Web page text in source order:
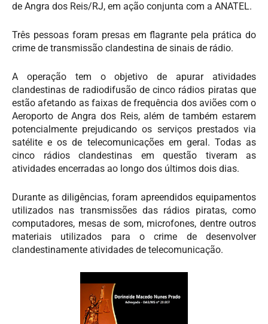
de Angra dos Reis/RJ, em ação conjunta com a ANATEL.
Três pessoas foram presas em flagrante pela prática do
crime de transmissão clandestina de sinais de rádio.
A operação tem o objetivo de apurar atividades
clandestinas de radiodifusão de cinco rádios piratas que
estão afetando as faixas de frequência dos aviões com o
Aeroporto de Angra dos Reis, além de também estarem
potencialmente prejudicando os serviços prestados via
satélite e os de telecomunicações em geral. Todas as
cinco rádios clandestinas em questão tiveram as
atividades encerradas ao longo dos últimos dois dias.
Durante as diligências, foram apreendidos equipamentos
utilizados nas transmissões das rádios piratas, como
computadores, mesas de som, microfones, dentre outros
materiais utilizados para o crime de desenvolver
clandestinamente atividades de telecomunicação.